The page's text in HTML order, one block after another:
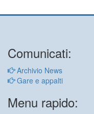
Comunicati:
Archivio News
Gare e appalti
Menu rapido: